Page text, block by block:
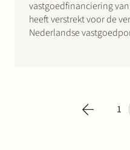
vastgoedfinanciering
heeft verstrekt voor de
Nederlandse
1